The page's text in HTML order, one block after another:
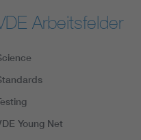
Arbeitsfelder
Young Net